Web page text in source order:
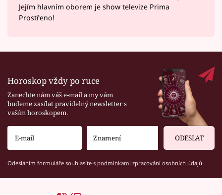
Jejím hlavním oborem je show televize Prima
Prostřeno!
Horoskop vždy po ruce
Zanechte nám váš e-mail a my vám
budeme zasílat pravidelný newsletter s
vaším horoskopem.
ODESLAT
Odesláním formuláře souhlasíte s podmínkami zpracování osobních údajů